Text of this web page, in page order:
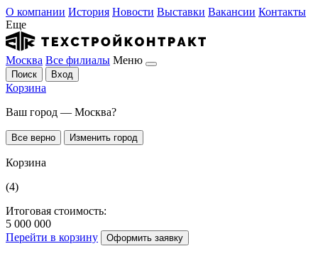
О компании История Новости Выставки Вакансии Контакты
Еще
Москва Все филиалы Меню
Поиск Вход
Корзина
Ваш город — Москва?
Все верно Изменить город
Корзина
(4)
Итоговая стоимость:
5 000 000
Перейти в корзину
Оформить заявку